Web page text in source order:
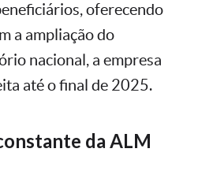
oferecendo
a ampliação do
nacional, a empresa
até o final de 2025.
da ALM